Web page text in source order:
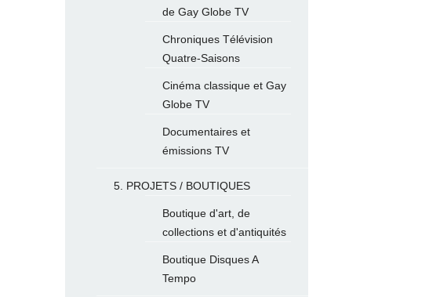
de Gay Globe TV
Chroniques Télévision
Quatre-Saisons
Cinéma classique et Gay
Globe TV
Documentaires et
émissions TV
5. PROJETS / BOUTIQUES
Boutique d'art, de
collections et d'antiquités
Boutique Disques A
Tempo